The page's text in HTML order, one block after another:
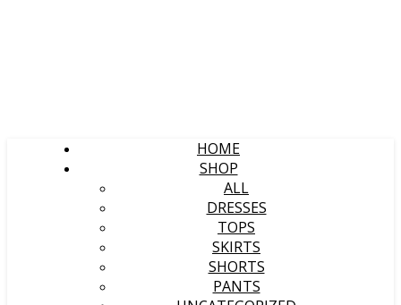
HOME
SHOP
ALL
DRESSES
TOPS
SKIRTS
SHORTS
PANTS